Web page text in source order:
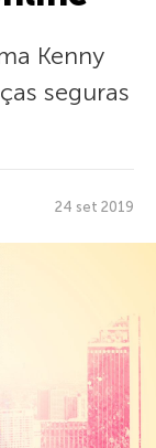
Kenny
seguras
24 set 2019